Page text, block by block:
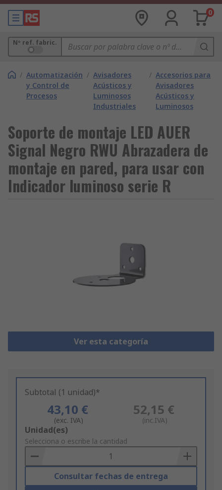
0
Nº ref. fabric.
/ Automatización
y Control de
Procesos
/ Avisadores
Acústicos y
Luminosos
Industriales
/ Accesorios para
Avisadores
Acústicos y
Luminosos
Soporte de montaje LED AUER
Signal Negro RWU Abrazadera de
montaje en pared, para usar con
Indicador luminoso serie R
Ver esta categoría
Subtotal (1 unidad)*
43,10 €
(exc. IVA)
52,15 €
(inc.IVA)
Add
to
Basket
Unidad(es)
Selecciona o escribe la cantidad
Consultar fechas de entrega